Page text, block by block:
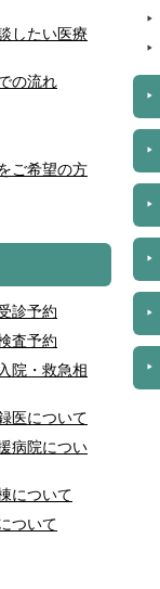
したい医療
の流れ
ご希望の方
診予約
査予約
院・救急相
医について
病院につい
について
ついて